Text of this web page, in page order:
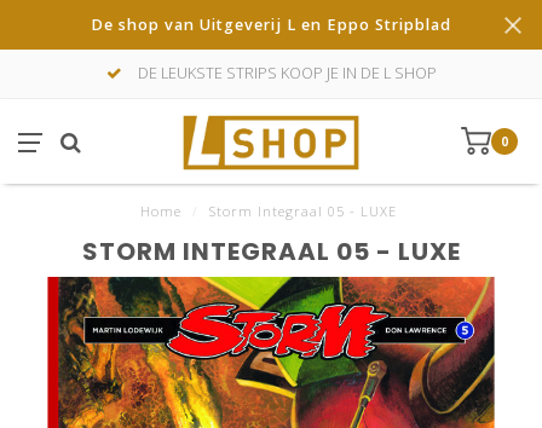
De shop van Uitgeverij L en Eppo Stripblad
DE LEUKSTE STRIPS KOOP JE IN DE L SHOP
0
Home Storm Integraal 05 - LUXE
STORM INTEGRAAL 05 - LUXE